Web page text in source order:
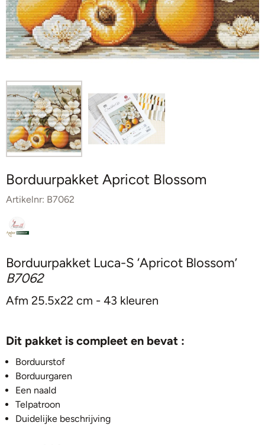
Borduurpakket Apricot Blossom
Artikelnr: B7062
Borduurpakket Luca-S ‘Apricot Blossom’
B7062
Afm 25.5x22 cm - 43 kleuren
Dit pakket is compleet en bevat :
Borduurstof
Borduurgaren
Een naald
Telpatroon
Duidelijke beschrijving